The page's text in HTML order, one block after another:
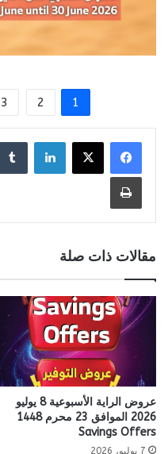
1
2
3
لينكدإن
طباعة
مقالات ذات صلة
عروض الراية الأسبوعية 8 يوليو
2026 الموافق 23 محرم 1448
Savings Offers
7 يوليو، 2026